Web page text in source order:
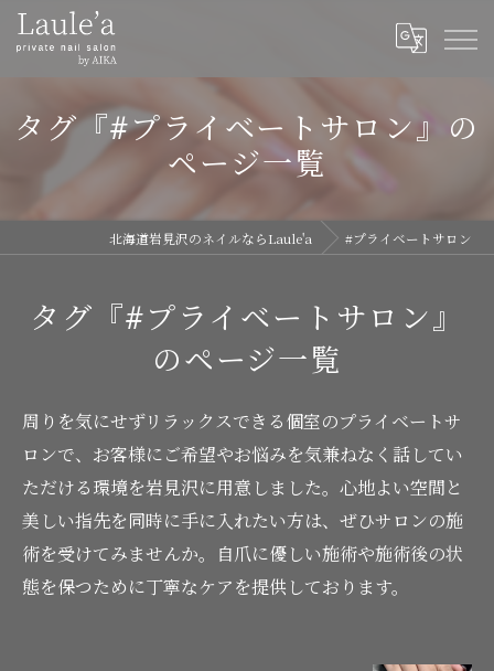
タグ『#プライベートサロン』の
ページ一覧
北海道岩見沢のネイルならLaule'a #プライベートサロン
タグ『#プライベートサロン』
のページ一覧
周りを気にせずリラックスできる個室のプライベートサ
ロンで、お客様にご希望やお悩みを気兼ねなく話してい
ただける環境を岩見沢に用意しました。心地よい空間と
美しい指先を同時に手に入れたい方は、ぜひサロンの施
術を受けてみませんか。自爪に優しい施術や施術後の状
態を保つために丁寧なケアを提供しております。